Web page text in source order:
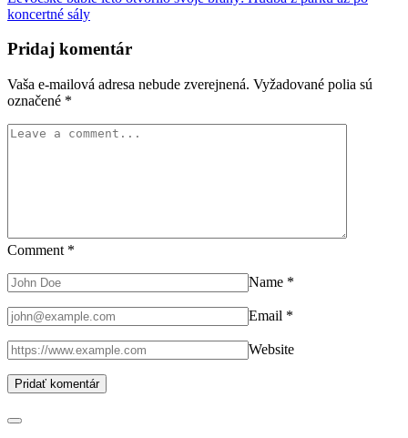
koncertné sály
Pridaj komentár
Vaša e-mailová adresa nebude zverejnená. Vyžadované polia sú
označené *
Comment *
Name *
Email *
Website